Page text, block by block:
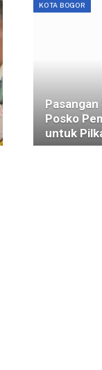
KOTA BOGOR
Posko
untuk